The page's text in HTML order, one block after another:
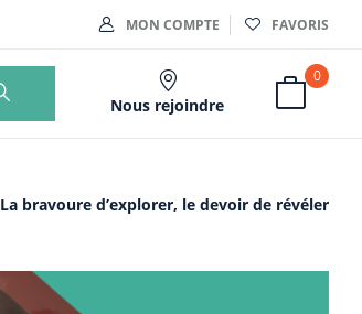
MON COMPTE FAVORIS
Nous rejoindre
0
La bravoure d’explorer, le devoir de révéler